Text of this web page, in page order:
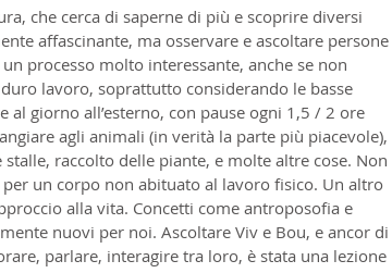
che cerca di saperne di più e scoprire diversi
affascinante, ma osservare e ascoltare persone
processo molto interessante, anche se non
lavoro, soprattutto considerando le basse
giorno all’esterno, con pause ogni 1,5 / 2 ore
agli animali (in verità la parte più piacevole),
raccolto delle piante, e molte altre cose. Non
un corpo non abituato al lavoro fisico. Un altro
alla vita. Concetti come antroposofia e
nuovi per noi. Ascoltare Viv e Bou, e ancor di
parlare, interagire tra loro, è stata una lezione